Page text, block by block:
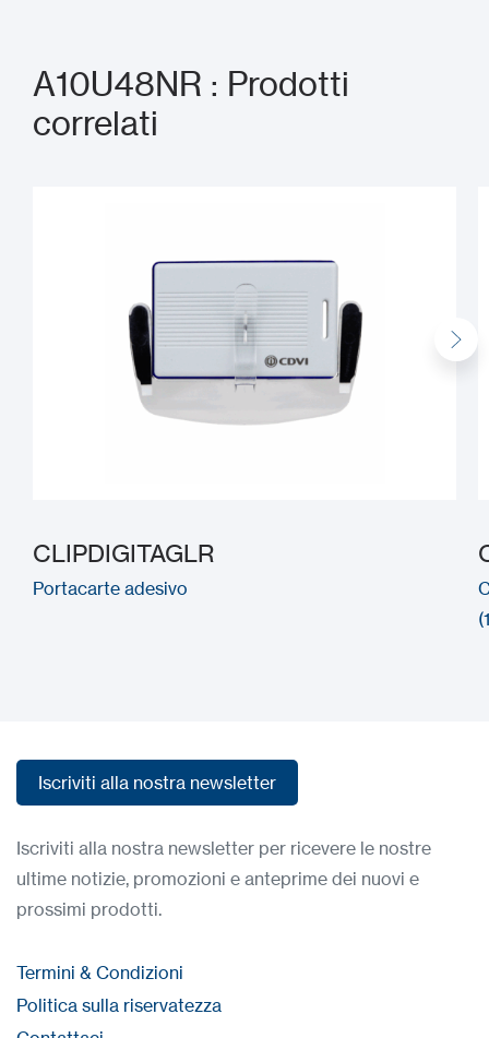
A10U48NR : Prodotti
correlati
CLIPDIGITAGLR
Portacarte adesivo
Iscriviti alla nostra newsletter
Iscriviti alla nostra newsletter per ricevere le nostre
ultime notizie, promozioni e anteprime dei nuovi e
prossimi prodotti.
Termini & Condizioni
Politica sulla riservatezza